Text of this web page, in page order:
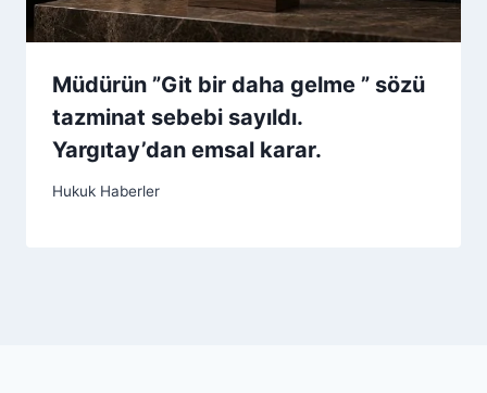
Müdürün ”Git bir daha gelme ” sözü
tazminat sebebi sayıldı.
Yargıtay’dan emsal karar.
Hukuk Haberler